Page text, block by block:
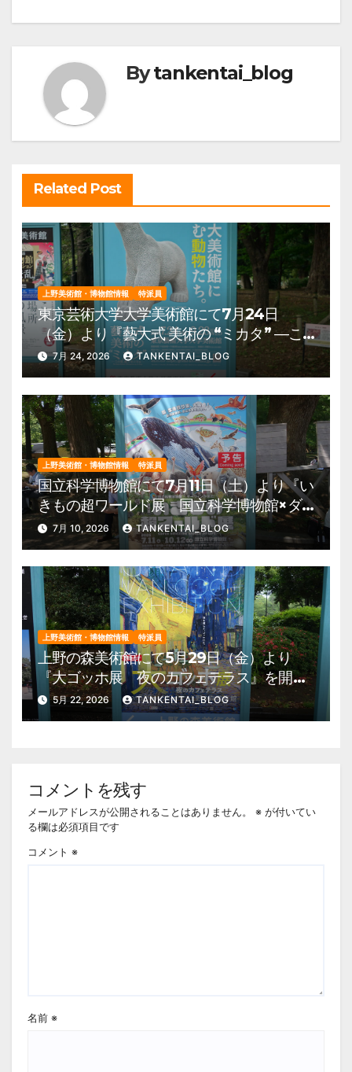
シ
ョ
ン
Bytankentai_blog
Related Post
上野美術館・博物館情報 特派員
東京芸術大学大学美術館にて7月24日
（金）より『藝大式 美術の “ミカタ” ―こ
の夏、藝大生になる―』を開催。 上野公
園 美術館・博物館 混雑情報他
7月 24, 2026 TANKENTAI_BLOG
上野美術館・博物館情報 特派員
国立科学博物館にて7月11日（土）より『い
きもの超ワールド展 国立科学博物館×ダ
ーウィンが来た！』を開催。 上野公園
美術館・博物館 混雑情報他
7月 10, 2026 TANKENTAI_BLOG
上野美術館・博物館情報 特派員
上野の森美術館にて5月29日（金）より
『大ゴッホ展 夜のカフェテラス』を開
催。 上野公園 美術館・博物館 混雑情
報他
5月 22, 2026 TANKENTAI_BLOG
コメントを残す
メールアドレスが公開されることはありません。 ※ が付いてい
る欄は必須項目です
コメント ※
名前 ※